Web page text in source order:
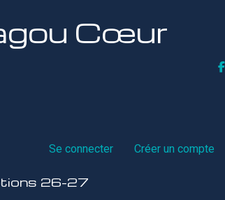
Cœur
Se connecter Créer un compte
26-27